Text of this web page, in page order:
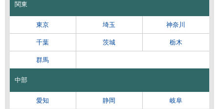
関東
東京 埼玉 神奈川
千葉 茨城 栃木
群馬
中部
愛知 静岡 岐阜